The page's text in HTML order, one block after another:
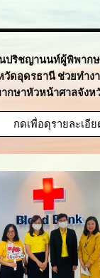
ปริชญานนท์ผู้พิพาก
วัดอุดรธานี ช่วยทำง
กษาหัวหน้าศาลจังห
กดเพื่อดุรายละเอีย